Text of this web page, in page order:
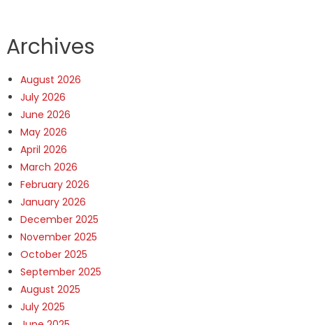
Archives
August 2026
July 2026
June 2026
May 2026
April 2026
March 2026
February 2026
January 2026
December 2025
November 2025
October 2025
September 2025
August 2025
July 2025